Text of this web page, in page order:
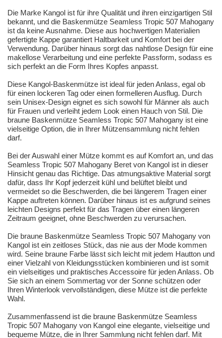
Die Marke Kangol ist für ihre Qualität und ihren einzigartigen Stil
bekannt, und die Baskenmütze Seamless Tropic 507 Mahogany
ist da keine Ausnahme. Diese aus hochwertigen Materialien
gefertigte Kappe garantiert Haltbarkeit und Komfort bei der
Verwendung. Darüber hinaus sorgt das nahtlose Design für eine
makellose Verarbeitung und eine perfekte Passform, sodass es
sich perfekt an die Form Ihres Kopfes anpasst.
Diese Kangol-Baskenmütze ist ideal für jeden Anlass, egal ob
für einen lockeren Tag oder einen formelleren Ausflug. Durch
sein Unisex-Design eignet es sich sowohl für Männer als auch
für Frauen und verleiht jedem Look einen Hauch von Stil. Die
braune Baskenmütze Seamless Tropic 507 Mahogany ist eine
vielseitige Option, die in Ihrer Mützensammlung nicht fehlen
darf.
Bei der Auswahl einer Mütze kommt es auf Komfort an, und das
Seamless Tropic 507 Mahogany Beret von Kangol ist in dieser
Hinsicht genau das Richtige. Das atmungsaktive Material sorgt
dafür, dass Ihr Kopf jederzeit kühl und belüftet bleibt und
vermeidet so die Beschwerden, die bei längerem Tragen einer
Kappe auftreten können. Darüber hinaus ist es aufgrund seines
leichten Designs perfekt für das Tragen über einen längeren
Zeitraum geeignet, ohne Beschwerden zu verursachen.
Die braune Baskenmütze Seamless Tropic 507 Mahogany von
Kangol ist ein zeitloses Stück, das nie aus der Mode kommen
wird. Seine braune Farbe lässt sich leicht mit jedem Hautton und
einer Vielzahl von Kleidungsstücken kombinieren und ist somit
ein vielseitiges und praktisches Accessoire für jeden Anlass. Ob
Sie sich an einem Sommertag vor der Sonne schützen oder
Ihren Winterlook vervollständigen, diese Mütze ist die perfekte
Wahl.
Zusammenfassend ist die braune Baskenmütze Seamless
Tropic 507 Mahogany von Kangol eine elegante, vielseitige und
bequeme Mütze, die in Ihrer Sammlung nicht fehlen darf. Mit